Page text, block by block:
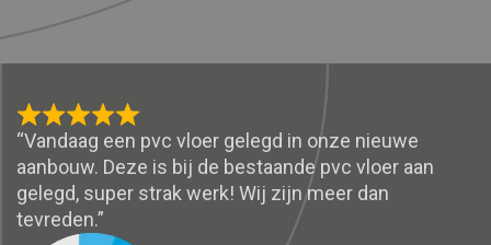
“Vandaag een pvc vloer gelegd in onze nieuwe
aanbouw. Deze is bij de bestaande pvc vloer aan
gelegd, super strak werk! Wij zijn meer dan
tevreden.”